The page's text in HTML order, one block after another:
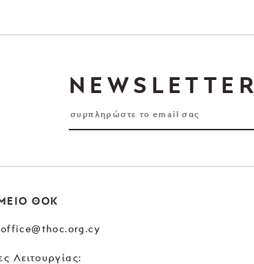
NEWSLETTER
ΘΟΚ
Λειτουργίας: